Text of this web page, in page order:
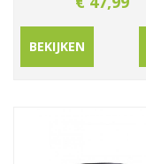
BEKIJKEN